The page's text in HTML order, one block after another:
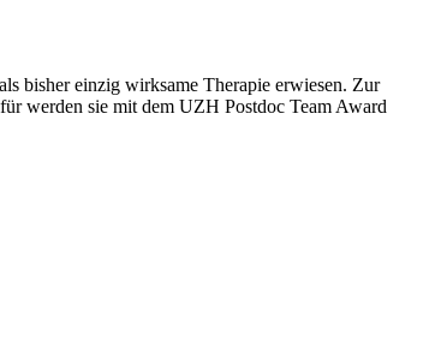
bisher einzig wirksame Therapie erwiesen. Zur
werden sie mit dem UZH Postdoc Team Award